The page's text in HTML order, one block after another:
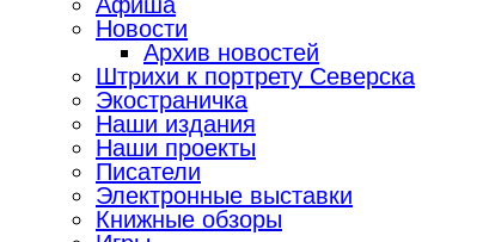
Новости
Архив новостей
Штрихи к портрету Северска
Экостраничка
Наши издания
Наши проекты
Писатели
Электронные выставки
Книжные обзоры